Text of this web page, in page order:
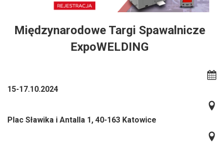
Międzynarodowe Targi Spawalnicze
ExpoWELDING
15-17.10.2024
Plac Sławika i Antalla 1, 40-163 Katowice